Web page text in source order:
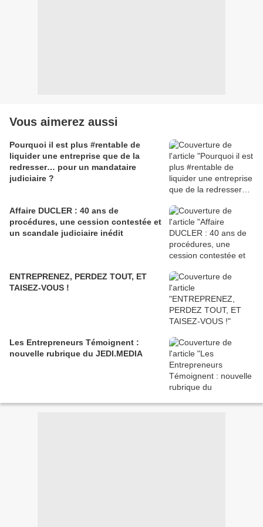
Vous aimerez aussi
Pourquoi il est plus #rentable de
liquider une entreprise que de la
redresser… pour un mandataire
judiciaire ?
Affaire DUCLER : 40 ans de
procédures, une cession contestée et
un scandale judiciaire inédit
ENTREPRENEZ, PERDEZ TOUT, ET
TAISEZ-VOUS !
Les Entrepreneurs Témoignent :
nouvelle rubrique du JEDI.MEDIA